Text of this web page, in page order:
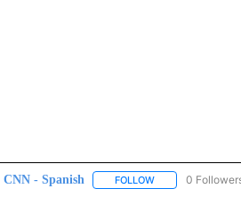
CNN - Spanish FOLLOWFOLLOW "CNN -
0